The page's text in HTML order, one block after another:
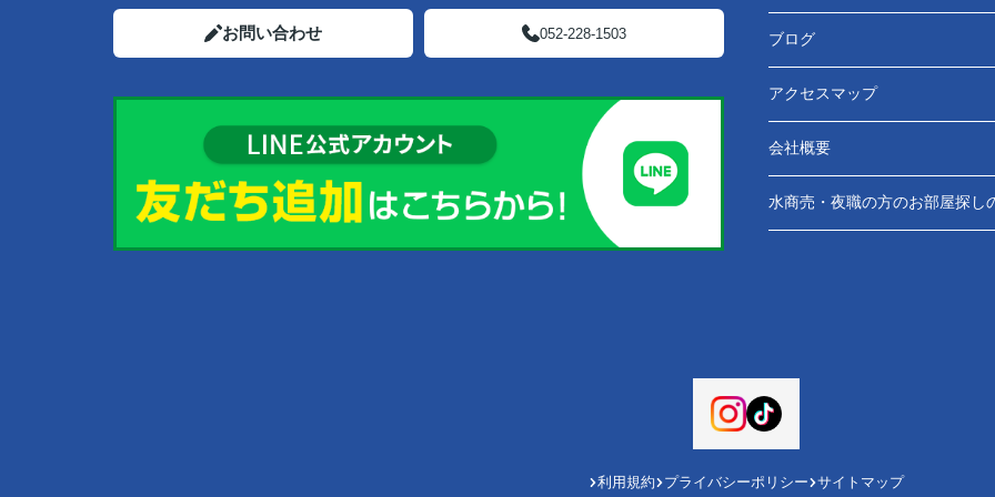
お問い合わせ 052-228-1503 ブログ
アクセスマップ
会社概要
水商売・夜職の方のお部屋探し
利用規約 プライバシーポリシー サイトマップ